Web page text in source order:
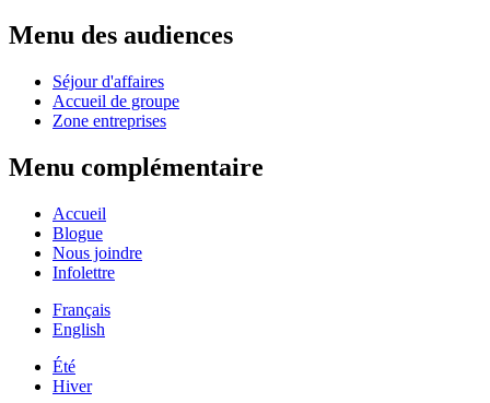
Menu des audiences
Séjour d'affaires
Accueil de groupe
Zone entreprises
Menu complémentaire
Accueil
Blogue
Nous joindre
Infolettre
Français
English
Été
Hiver